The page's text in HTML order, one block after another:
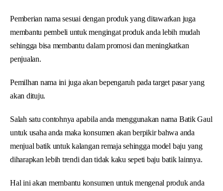
Pemberian nama sesuai dengan produk yang ditawarkan juga
membantu pembeli untuk mengingat produk anda lebih mudah
sehingga bisa membantu dalam promosi dan meningkatkan
penjualan.
Pemilhan nama ini juga akan bepengaruh pada target pasar yang
akan dituju.
Salah satu contohnya apabila anda menggunakan nama Batik Gaul
untuk usaha anda maka konsumen akan berpikir bahwa anda
menjual batik untuk kalangan remaja sehingga model baju yang
diharapkan lebih trendi dan tidak kaku sepeti baju batik lainnya.
Hal ini akan membantu konsumen untuk mengenal produk anda